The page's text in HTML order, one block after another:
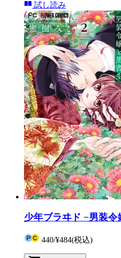
試し読み
少年ブラヰド −男装令
440/¥484(税込)